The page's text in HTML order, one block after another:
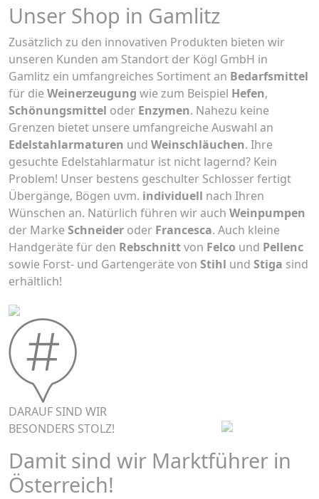
Unser Shop in Gamlitz
Zusätzlich zu den innovativen Produkten bieten wir
unseren Kunden am Standort der Kögl GmbH in
Gamlitz ein umfangreiches Sortiment an Bedarfsmittel
für die Weinerzeugung wie zum Beispiel Hefen,
Schönungsmittel oder Enzymen. Nahezu keine
Grenzen bietet unsere umfangreiche Auswahl an
Edelstahlarmaturen und Weinschläuchen. Ihre
gesuchte Edelstahlarmatur ist nicht lagernd? Kein
Problem! Unser bestens geschulter Schlosser fertigt
Übergänge, Bögen uvm. individuell nach Ihren
Wünschen an. Natürlich führen wir auch Weinpumpen
der Marke Schneider oder Francesca. Auch kleine
Handgeräte für den Rebschnittvon Felco und Pellenc
sowie Forst- und Gartengeräte von Stihl und Stiga sind
erhältlich!
DARAUF SIND WIR
BESONDERS STOLZ!
Damit sind wir Marktführer in
Österreich!